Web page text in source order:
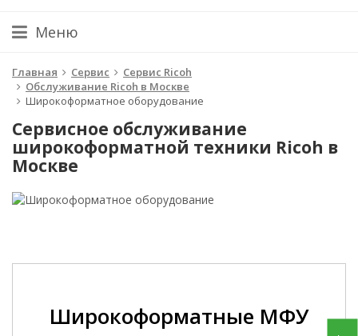
Меню
Главная Сервис
Сервис Ricoh
Обслуживание Ricoh в Москве
Широкоформатное оборудование
Сервисное обслуживание
широкоформатной техники Ricoh в
Москве
Широкоформатные МФУ